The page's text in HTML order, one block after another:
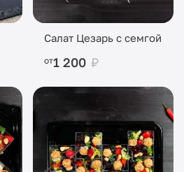
Салат Цезарь с семгой
от1 200 ₽